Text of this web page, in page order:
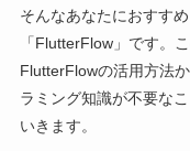
そんなあなたにおすす
「FlutterFlow」です。
FlutterFlowの活用方法
ラミング知識が不要な
いきます。